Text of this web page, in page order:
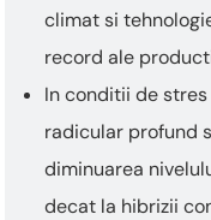
climat si
record ale
In conditii de
radicular profund
diminuarea
decat la hibrizii